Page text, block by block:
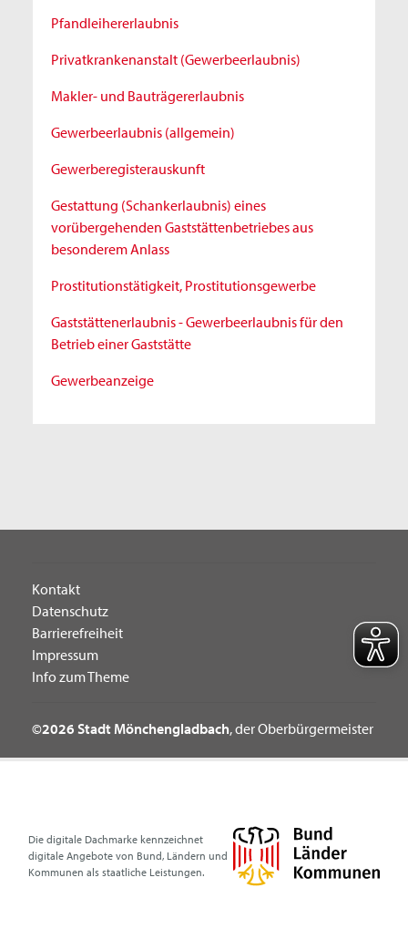
Pfandleihererlaubnis
Privatkrankenanstalt (Gewerbeerlaubnis)
Makler- und Bauträgererlaubnis
Gewerbeerlaubnis (allgemein)
Gewerberegisterauskunft
Gestattung (Schankerlaubnis) eines
vorübergehenden Gaststättenbetriebes aus
besonderem Anlass
Prostitutionstätigkeit, Prostitutionsgewerbe
Gaststättenerlaubnis - Gewerbeerlaubnis für den
Betrieb einer Gaststätte
Gewerbeanzeige
Kontakt
Datenschutz
Barrierefreiheit
Impressum
Info zum Theme
©2026 Stadt Mönchengladbach, der Oberbürgermeister
Die digitale Dachmarke kennzeichnet
digitale Angebote von Bund, Ländern und
Kommunen als staatliche Leistungen.